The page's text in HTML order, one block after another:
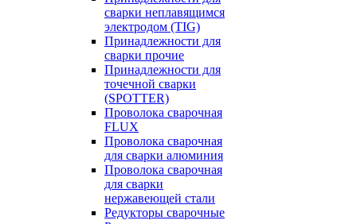
сварки неплавящимся
электродом (TIG)
Принадлежности для
сварки прочие
Принадлежности для
точечной сварки
(SPOTTER)
Проволока сварочная
FLUX
Проволока сварочная
для сварки алюминия
Проволока сварочная
для сварки
нержавеющей стали
Редукторы сварочные